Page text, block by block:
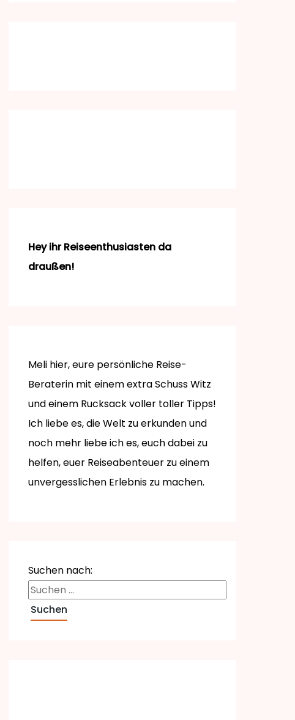
Hey ihr Reiseenthusiasten da
draußen!
Meli hier, eure persönliche Reise-
Beraterin mit einem extra Schuss Witz
und einem Rucksack voller toller Tipps!
Ich liebe es, die Welt zu erkunden und
noch mehr liebe ich es, euch dabei zu
helfen, euer Reiseabenteuer zu einem
unvergesslichen Erlebnis zu machen.
Suchen nach: